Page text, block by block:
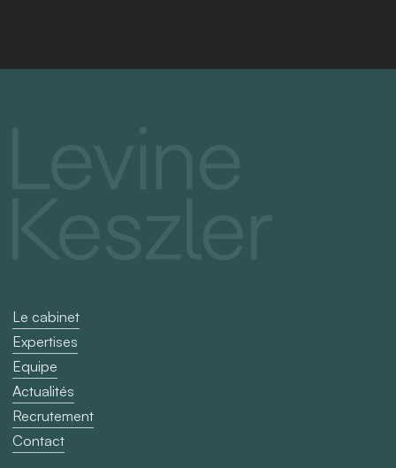
Le cabinet
Expertises
Equipe
Actualités
Recrutement
Contact